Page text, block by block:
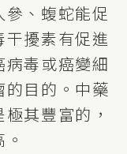
、蝮蛇能促
擾素有促進
毒或癌變細
的目的。中藥
其豐富的，